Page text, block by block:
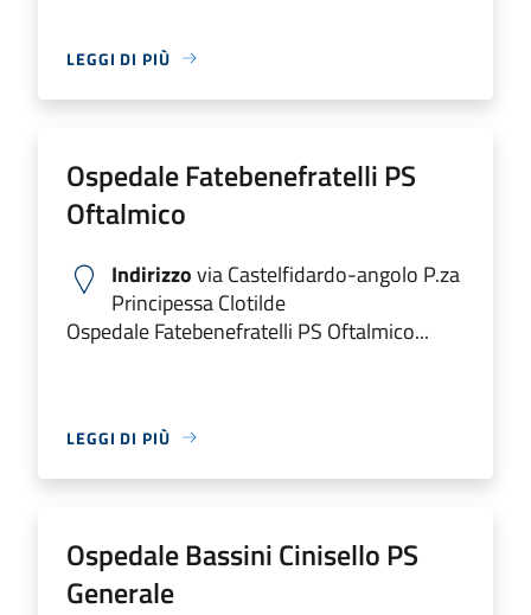
LEGGI DI PIÙ
Ospedale Fatebenefratelli PS
Oftalmico
Indirizzovia Castelfidardo-angolo P.za
Principessa Clotilde
Ospedale Fatebenefratelli PS Oftalmico...
LEGGI DI PIÙ
Ospedale Bassini Cinisello PS
Generale